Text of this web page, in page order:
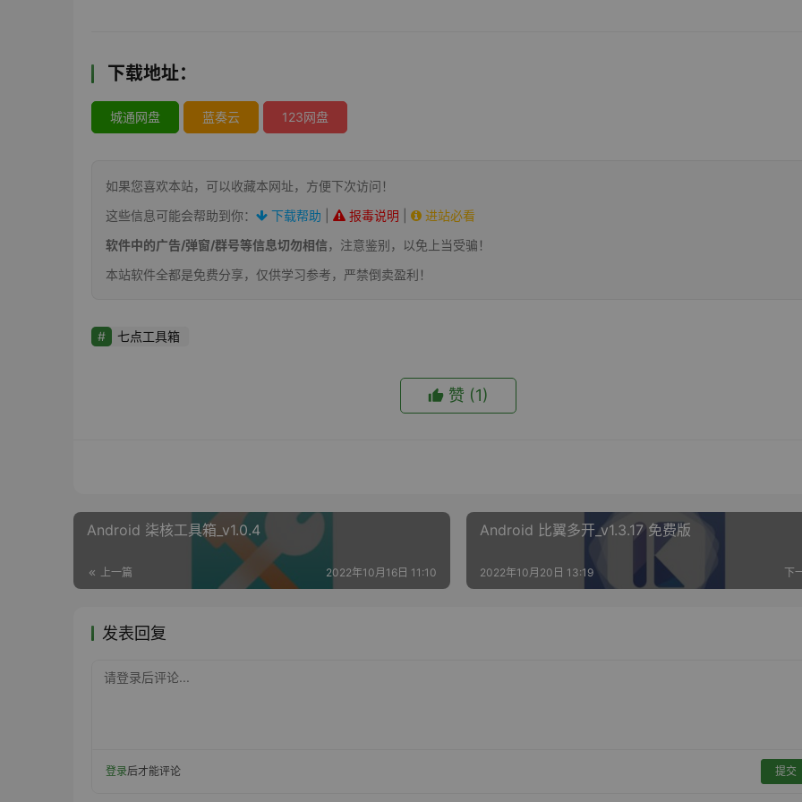
下载地址：
城通网盘 蓝奏云 123网盘
如果您喜欢本站，可以收藏本网址，方便下次访问！
这些信息可能会帮助到你：
下载帮助 报毒说明
进站必看
软件中的广告/弹窗/群号等信息切勿相信，注意鉴别，以免上当受骗！
本站软件全都是免费分享，仅供学习参考，严禁倒卖盈利！
七点工具箱
赞 (1)
Android 柒核工具箱_v1.0.4
上一篇 2022年10月16日 11:10
Android 比翼多开_v1.3.17 免费版
下
2022年10月20日 13:19
发表回复
请登录后评论...
登录后才能评论 提交